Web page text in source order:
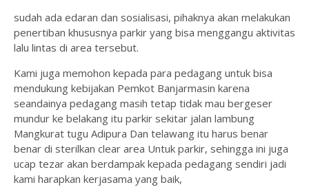
sudah ada edaran dan sosialisasi, pihaknya akan melakukan
penertiban khususnya parkir yang bisa menggangu aktivitas
lalu lintas di area tersebut.
Kami juga memohon kepada para pedagang untuk bisa
mendukung kebijakan Pemkot Banjarmasin karena
seandainya pedagang masih tetap tidak mau bergeser
mundur ke belakang itu parkir sekitar jalan lambung
Mangkurat tugu Adipura Dan telawang itu harus benar
benar di sterilkan clear area Untuk parkir, sehingga ini juga
ucap tezar akan berdampak kepada pedagang sendiri jadi
kami harapkan kerjasama yang baik,